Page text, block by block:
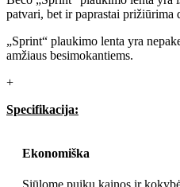
patvari, bet ir paprastai prižiūrima
„Sprint“ plaukimo lenta yra
amžiaus besimokantiems.
Specifikacija:
Ekonomiška
Siūlome puikų kainos ir